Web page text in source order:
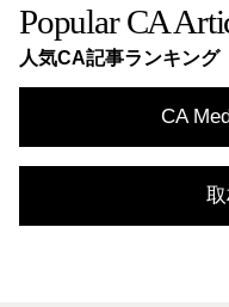
Popular CA
人気CA記事ランキング
CA